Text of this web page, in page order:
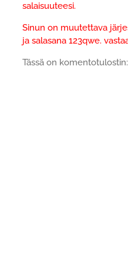
salaisuuteesi.
Sinun on muutettava
ja salasana 123qwe.
Tässä on komentotulostin: